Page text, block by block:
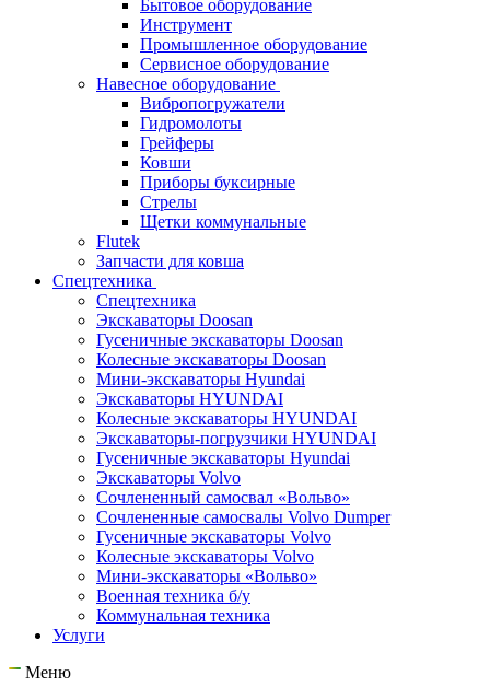
Бытовое оборудование
Инструмент
Промышленное оборудование
Сервисное оборудование
Навесное оборудование
Вибропогружатели
Гидромолоты
Грейферы
Ковши
Приборы буксирные
Стрелы
Щетки коммунальные
Flutek
Запчасти для ковша
Спецтехника
Спецтехника
Экскаваторы Doosan
Гусеничные экскаваторы Doosan
Колесные экскаваторы Doosan
Мини-экскаваторы Hyundai
Экскаваторы HYUNDAI
Колесные экскаваторы HYUNDAI
Экскаваторы-погрузчики HYUNDAI
Гусеничные экскаваторы Hyundai
Экскаваторы Volvo
Сочлененный самосвал «Вольво»
Сочлененные самосвалы Volvo Dumper
Гусеничные экскаваторы Volvo
Колесные экскаваторы Volvo
Мини-экскаваторы «Вольво»
Военная техника б/у
Коммунальная техника
Услуги
Меню